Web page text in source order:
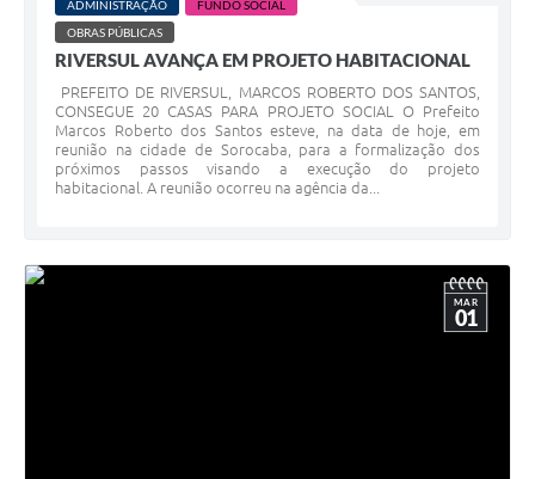
ADMINISTRAÇÃO
FUNDO SOCIAL
OBRAS PÚBLICAS
RIVERSUL AVANÇA EM PROJETO HABITACIONAL
PREFEITO DE RIVERSUL, MARCOS ROBERTO DOS SANTOS,
CONSEGUE 20 CASAS PARA PROJETO SOCIAL O Prefeito
Marcos Roberto dos Santos esteve, na data de hoje, em
reunião na cidade de Sorocaba, para a formalização dos
próximos passos visando a execução do projeto
habitacional. A reunião ocorreu na agência da...
MAR
01